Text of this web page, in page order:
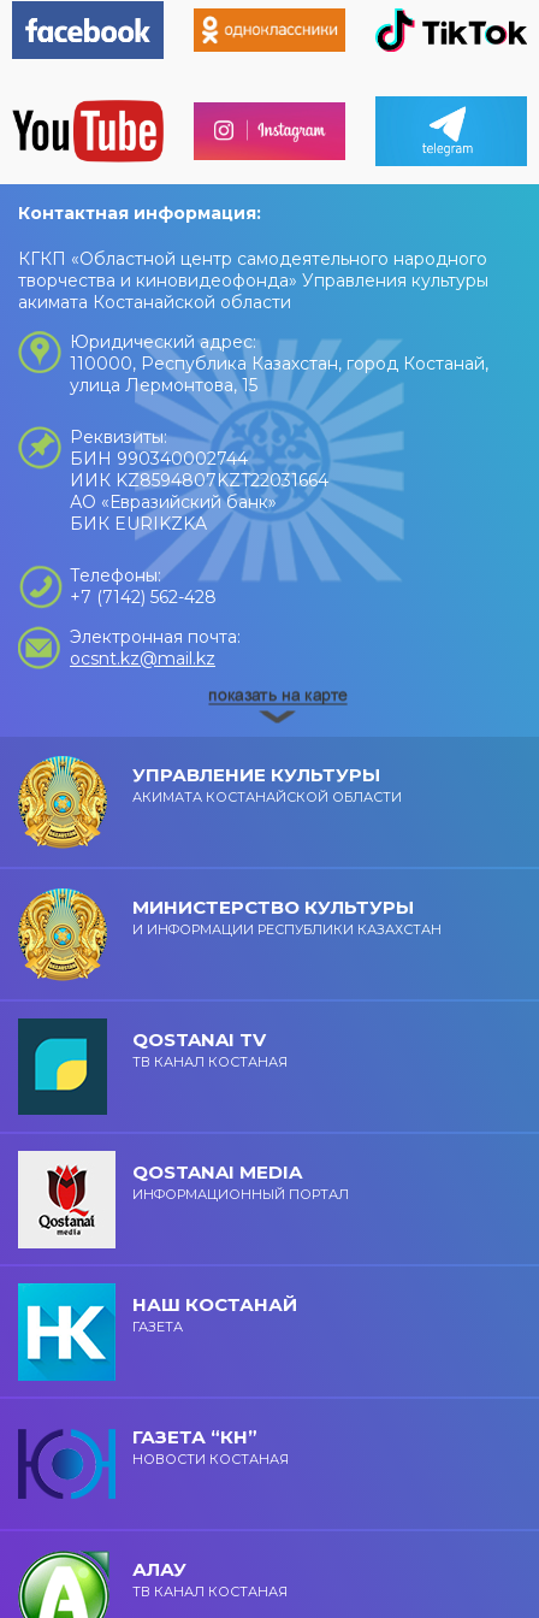
Контактная информация:
КГКП «Областной центр самодеятельного народного
творчества и киновидеофонда» Управления культуры
акимата Костанайской области
Юридический адрес:
110000, Республика Казахстан, город Костанай,
улица Лермонтова, 15
Реквизиты:
БИН 990340002744
ИИК KZ8594807KZT22031664
АО «Евразийский банк»
БИК EURIKZKA
Телефоны:
+7 (7142) 562-428
Электронная почта:
ocsnt.kz@mail.kz
УПРАВЛЕНИЕ КУЛЬТУРЫ
АКИМАТА КОСТАНАЙСКОЙ ОБЛАСТИ
МИНИСТЕРСТВО КУЛЬТУРЫ
И ИНФОРМАЦИИ РЕСПУБЛИКИ КАЗАХСТАН
QOSTANAI TV
ТВ КАНАЛ КОСТАНАЯ
QOSTANAI MEDIA
ИНФОРМАЦИОННЫЙ ПОРТАЛ
НАШ КОСТАНАЙ
ГАЗЕТА
ГАЗЕТА “КН”
НОВОСТИ КОСТАНАЯ
АЛАУ
ТВ КАНАЛ КОСТАНАЯ